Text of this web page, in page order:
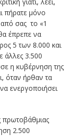
γιατί, λέει,
πήρατε μόνο
σας το «1
έπρεπε να
5 των 8.000 και
άλλες 3.500
η κυβέρνηση της
όταν ήρθαν τα
ενεργοποιήσει
πρωτοβάθμιας
2.500